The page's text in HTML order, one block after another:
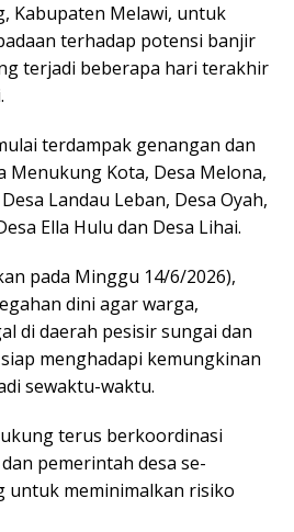
Kabupaten Melawi, untuk
terhadap potensi banjir
terjadi beberapa hari terakhir
terdampak genangan dan
Menukung Kota, Desa Melona,
Landau Leban, Desa Oyah,
Ella Hulu dan Desa Lihai.
pada Minggu 14/6/2026),
dini agar warga,
di daerah pesisir sungai dan
menghadapi kemungkinan
sewaktu-waktu.
terus berkoordinasi
pemerintah desa se-
untuk meminimalkan risiko